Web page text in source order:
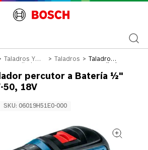
Taladros Y
Taladros
Taladro
percutor a
Batería ½" Bosch
percutor a Batería ½"
50, 18V
SKU: 06019H51E0-000